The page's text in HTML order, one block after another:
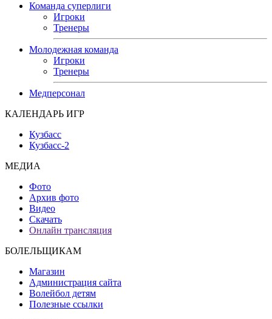
Команда суперлиги
Игроки
Тренеры
Молодежная команда
Игроки
Тренеры
Медперсонал
КАЛЕНДАРЬ ИГР
Кузбасс
Кузбасс-2
МЕДИА
Фото
Архив фото
Видео
Скачать
Онлайн трансляция
БОЛЕЛЬЩИКАМ
Магазин
Администрация сайта
Волейбол детям
Полезные ссылки